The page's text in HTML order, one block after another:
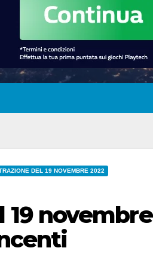
DEL 19 NOVEMBRE 2022
novembre